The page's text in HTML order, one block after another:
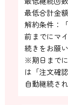
最低合計金額
解約条件：
前までにマ
続きをお願い
※期日まで
は「注文確
自動継続さ